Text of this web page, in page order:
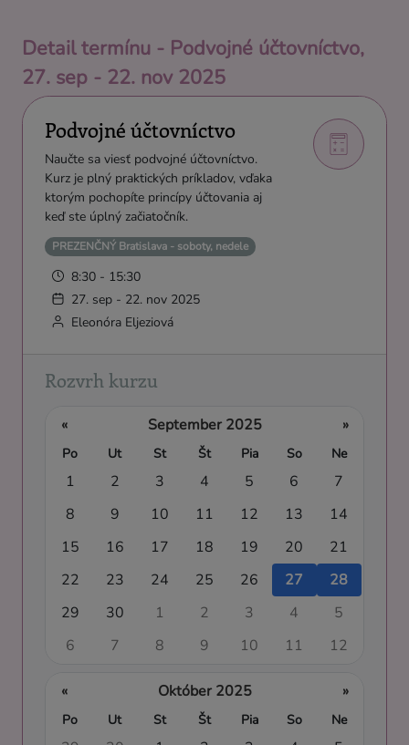
Detail termínu - Podvojné účtovníctvo,
27. sep - 22. nov 2025
Podvojné účtovníctvo
Naučte sa viesť podvojné účtovníctvo.
Kurz je plný praktických príkladov, vďaka
ktorým pochopíte princípy účtovania aj
keď ste úplný začiatočník.
PREZENČNÝ Bratislava - soboty, nedele
8:30 - 15:30
27. sep - 22. nov 2025
Eleonóra Eljeziová
Rozvrh kurzu
« September 2025 »
Po Ut St Št Pia So Ne
1 2 3 4 5 6
7
8
9 10 11 12 13
14
15
16 17 18 19 20
21
22
23 24 25 26 27
28
29
30 1 2 3 4
5
6
7 8 9 10 11 12
« Október 2025 »
Po Ut St Št Pia So Ne